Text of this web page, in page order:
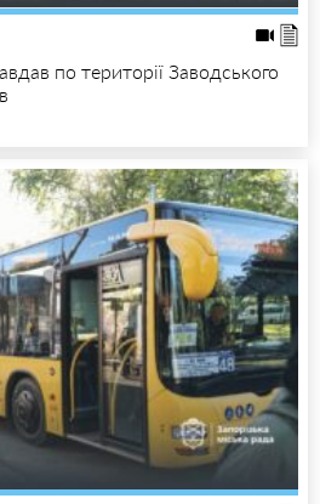
по території Заводського